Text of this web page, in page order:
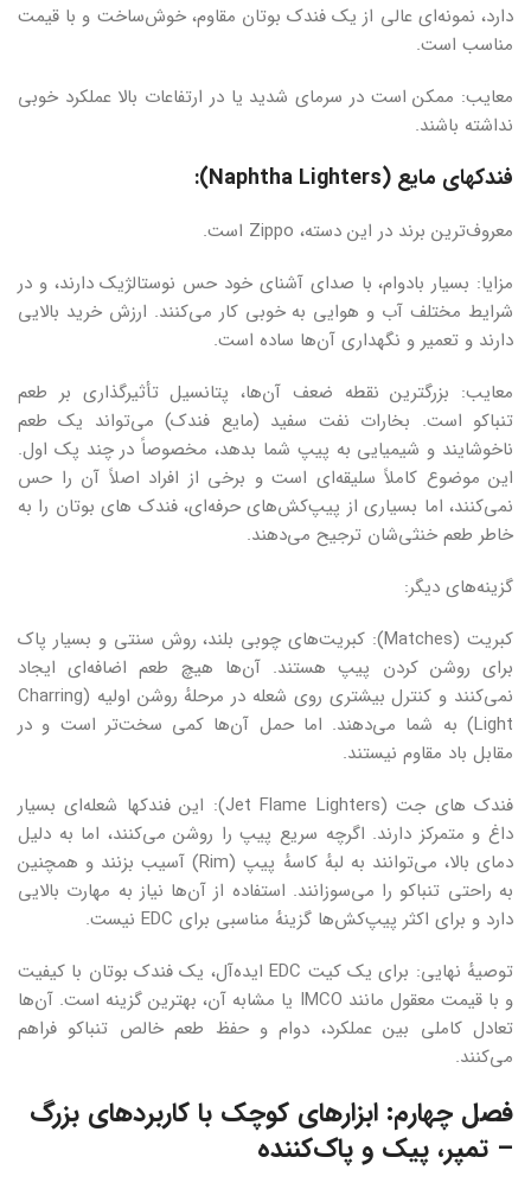
دارد، نمونه‌ای عالی از یک فندک بوتان مقاوم، خوش‌ساخت و با قیمت
مناسب است.
معایب: ممکن است در سرمای شدید یا در ارتفاعات بالا عملکرد خوبی
نداشته باشند.
فندکهای مایع (Naphtha Lighters):
معروف‌ترین برند در این دسته، Zippo است.
مزایا: بسیار بادوام، با صدای آشنای خود حس نوستالژیک دارند، و در
شرایط مختلف آب و هوایی به خوبی کار می‌کنند. ارزش خرید بالایی
دارند و تعمیر و نگهداری آن‌ها ساده است.
معایب: بزرگترین نقطه ضعف آن‌ها، پتانسیل تأثیرگذاری بر طعم
تنباکو است. بخارات نفت سفید (مایع فندک) می‌تواند یک طعم
ناخوشایند و شیمیایی به پیپ شما بدهد، مخصوصاً در چند پک اول.
این موضوع کاملاً سلیقه‌ای است و برخی از افراد اصلاً آن را حس
نمی‌کنند، اما بسیاری از پیپ‌کش‌های حرفه‌ای، فندک های بوتان را به
خاطر طعم خنثی‌شان ترجیح می‌دهند.
گزینه‌های دیگر:
کبریت (Matches): کبریت‌های چوبی بلند، روش سنتی و بسیار پاک
برای روشن کردن پیپ هستند. آن‌ها هیچ طعم اضافه‌ای ایجاد
نمی‌کنند و کنترل بیشتری روی شعله در مرحلهٔ روشن اولیه (Charring
Light) به شما می‌دهند. اما حمل آن‌ها کمی سخت‌تر است و در
مقابل باد مقاوم نیستند.
فندک های جت (Jet Flame Lighters): این فندکها شعله‌ای بسیار
داغ و متمرکز دارند. اگرچه سریع پیپ را روشن می‌کنند، اما به دلیل
دمای بالا، می‌توانند به لبهٔ کاسهٔ پیپ (Rim) آسیب بزنند و همچنین
به راحتی تنباکو را می‌سوزانند. استفاده از آن‌ها نیاز به مهارت بالایی
دارد و برای اکثر پیپ‌کش‌ها گزینهٔ مناسبی برای EDC نیست.
توصیهٔ نهایی: برای یک کیت EDC ایده‌آل، یک فندک بوتان با کیفیت
و با قیمت معقول مانند IMCO یا مشابه آن، بهترین گزینه است. آن‌ها
تعادل کاملی بین عملکرد، دوام و حفظ طعم خالص تنباکو فراهم
می‌کنند.
فصل چهارم: ابزارهای کوچک با کاربردهای بزرگ
– تمپر، پیک و پاک‌کننده